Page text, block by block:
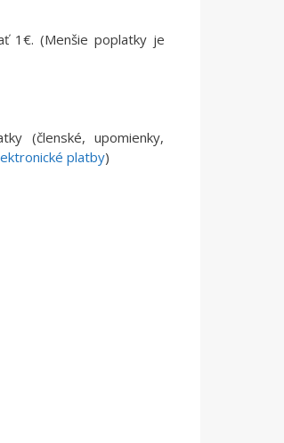
1€. (Menšie poplatky je
(členské, upomienky,
platby)